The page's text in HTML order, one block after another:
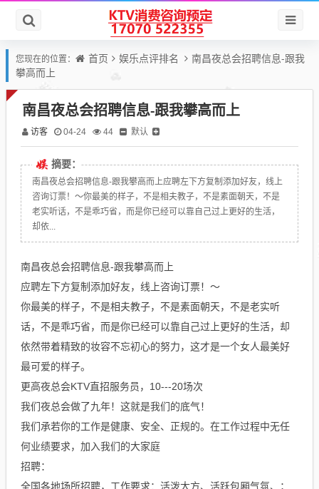
您现在的位置： 首页 娱乐点评排名
南昌夜总会招聘信息-跟我
攀高而上
南昌夜总会招聘信息-跟我攀高而上
访客 04-24 44 默认
摘要：
南昌夜总会招聘信息-跟我攀高而上应聘左下方复制添加好友，线上
咨询订票！～你最美的样子，不是相夫教子，不是素面朝天，不是
老实听话，不是乖巧省，而是你已经可以靠自己过上更好的生活，
却依...
南昌夜总会招聘信息-跟我攀高而上
应聘左下方复制添加好友，线上咨询订票！～
你最美的样子，不是相夫教子，不是素面朝天，不是老实听
话，不是乖巧省，而是你已经可以靠自己过上更好的生活，却
依然带着精致的妆容不忘初心的努力，这才是一个女人最美好
最可爱的样子。
更高夜总会KTV直招服务员，10---20场次
我们夜总会做了九年！这就是我们的底气！
我们承若你的工作是健康、安全、正规的。在工作过程中无任
何业绩要求，加入我们的大家庭
招聘：
全国各地场所招聘，工作要求：活泼大方、活跃包厢气氛、；